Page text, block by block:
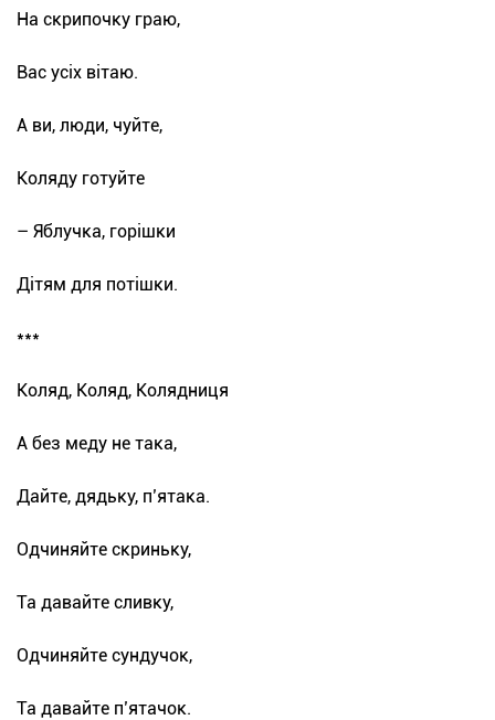
На скрипочку граю,
Вас усіх вітаю.
А ви, люди, чуйте,
Коляду готуйте
– Яблучка, горішки
Дітям для потішки.
***
Коляд, Коляд, Колядниця
А без меду не така,
Дайте, дядьку, п’ятака.
Одчиняйте скриньку,
Та давайте сливку,
Одчиняйте сундучок,
Та давайте п’ятачок.